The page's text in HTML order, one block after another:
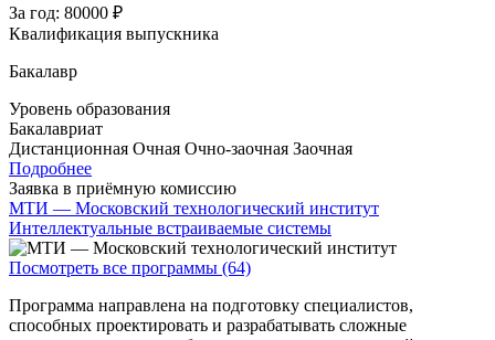
За год: 80000 ₽
Квалификация выпускника
Бакалавр
Уровень образования
Бакалавриат
Дистанционная Очная Очно-заочная Заочная
Подробнее
Заявка в приёмную комиссию
МТИ — Московский технологический институт
Интеллектуальные встраиваемые системы
Посмотреть все программы (64)
Программа направлена на подготовку специалистов,
способных проектировать и разрабатывать сложные